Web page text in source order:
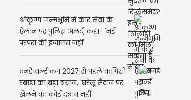
श्रीकृष्ण जन्मभूमि में कार सेवा के
ऐलान पर पुलिस अलर्ट, कहा- 'नई
परंपरा की इजाजत नहीं'
वनडे वर्ल्ड कप 2027 से पहले कगिसो
रबाडा का बड़ा बयान, 'घरेलू मैदान पर
खेलने का कोई दबाव नहीं'